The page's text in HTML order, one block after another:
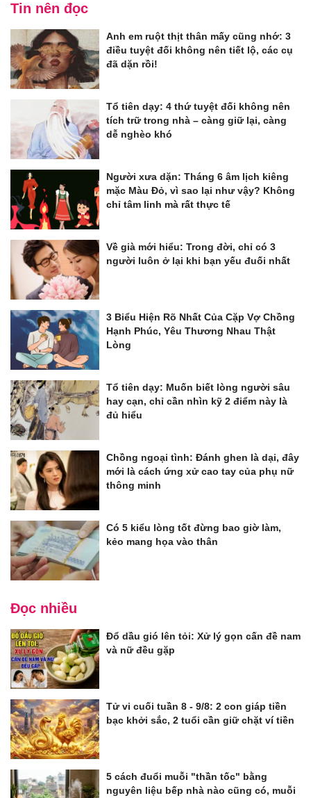
Tin nên đọc
Anh em ruột thịt thân mấy cũng nhớ: 3
điều tuyệt đối không nên tiết lộ, các cụ
đã dặn rồi!
Tổ tiên dạy: 4 thứ tuyệt đối không nên
tích trữ trong nhà – càng giữ lại, càng
dễ nghèo khó
Người xưa dặn: Tháng 6 âm lịch kiêng
mặc Màu Đỏ, vì sao lại như vậy? Không
chỉ tâm linh mà rất thực tế
Về già mới hiểu: Trong đời, chỉ có 3
người luôn ở lại khi bạn yếu đuối nhất
3 Biểu Hiện Rõ Nhất Của Cặp Vợ Chồng
Hạnh Phúc, Yêu Thương Nhau Thật
Lòng
Tổ tiên dạy: Muốn biết lòng người sâu
hay cạn, chỉ cần nhìn kỹ 2 điểm này là
đủ hiểu
Chồng ngoại tình: Đánh ghen là dại, đây
mới là cách ứng xử cao tay của phụ nữ
thông minh
Có 5 kiểu lòng tốt đừng bao giờ làm,
kẻo mang họa vào thân
Đọc nhiều
Đổ dầu gió lên tỏi: Xử lý gọn cấn đề nam
và nữ đều gặp
Tử vi cuối tuần 8 - 9/8: 2 con giáp tiền
bạc khởi sắc, 2 tuổi cần giữ chặt ví tiền
5 cách đuổi muỗi "thần tốc" bằng
nguyên liệu bếp nhà nào cũng có, muỗi